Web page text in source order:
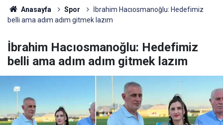
Anasayfa Spor
İbrahim Hacıosmanoğlu: Hedefimiz
belli ama adım adım gitmek lazım
İbrahim Hacıosmanoğlu: Hedefimiz
belli ama adım adım gitmek lazım